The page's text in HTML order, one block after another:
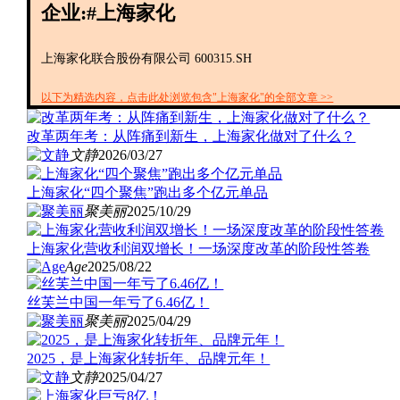
企业:#上海家化
上海家化联合股份有限公司 600315.SH
以下为精选内容，点击此处浏览包含"上海家化"的全部文章 >>
改革两年考：从阵痛到新生，上海家化做对了什么？
文静2026/03/27
上海家化“四个聚焦”跑出多个亿元单品
聚美丽2025/10/29
上海家化营收利润双增长！一场深度改革的阶段性答卷
Age2025/08/22
丝芙兰中国一年亏了6.46亿！
聚美丽2025/04/29
2025，是上海家化转折年、品牌元年！
文静2025/04/27